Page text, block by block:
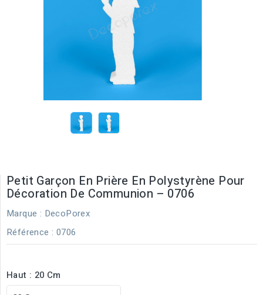
Petit Garçon En Prière En Polystyrène Pour
Décoration De Communion – 0706
Marque : DecoPorex
Référence : 0706
Haut : 20 Cm